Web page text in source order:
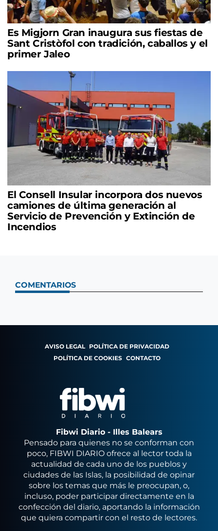
Es Migjorn Gran inaugura sus fiestas de
Sant Cristòfol con tradición, caballos y el
primer Jaleo
El Consell Insular incorpora dos nuevos
camiones de última generación al
Servicio de Prevención y Extinción de
Incendios
COMENTARIOS
AVISO LEGAL POLÍTICA DE PRIVACIDAD
POLÍTICA DE COOKIES CONTACTO
Fibwi Diario - Illes Balears
Pensado para quienes no se conforman con
poco, FIBWI DIARIO ofrece al lector toda la
actualidad de cada uno de los pueblos y
ciudades de las Islas, la posibilidad de opinar
sobre los temas que más le preocupan, o,
incluso, poder participar directamente en la
confección del diario, aportando la información
que quiera compartir con el resto de lectores.